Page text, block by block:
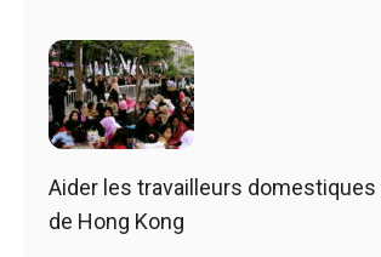
Aider les travailleurs
de Hong Kong